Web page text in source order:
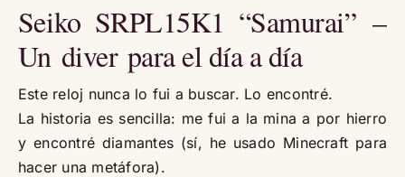
Seiko SRPL15K1 “Samurai” –
Un diver para el día a día
Este reloj nunca lo fui a buscar. Lo encontré.
La historia es sencilla: me fui a la mina a por hierro
y encontré diamantes (sí, he usado Minecraft para
hacer una metáfora).